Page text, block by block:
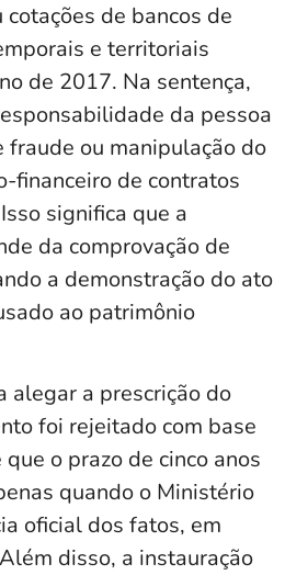
de bancos de
e territoriais
de 2017. Na sentença,
da pessoa
fraude ou manipulação do
financeiro de contratos
significa que a
da comprovação de
a demonstração do ato
ao patrimônio
alegar a prescrição do
foi rejeitado com base
o prazo de cinco anos
quando o Ministério
oficial dos fatos, em
disso, a instauração